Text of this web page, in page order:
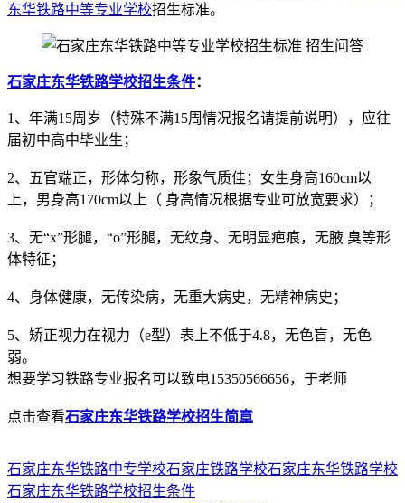
东华铁路中等专业学校招生标准。
石家庄东华铁路学校招生条件：
1、年满15周岁（特殊不满15周情况报名请提前说明），应往
届初中高中毕业生；
2、五官端正，形体匀称，形象气质佳；女生身高160cm以
上，男身高170cm以上（ 身高情况根据专业可放宽要求）；
3、无“x”形腿，“o”形腿，无纹身、无明显疤痕，无腋 臭等形
体特征；
4、身体健康，无传染病，无重大病史，无精神病史；
5、矫正视力在视力（e型）表上不低于4.8，无色盲，无色
弱。
想要学习铁路专业报名可以致电15350566656，于老师
点击查看石家庄东华铁路学校招生简章
石家庄东华铁路中专学校石家庄铁路学校石家庄东华铁路学校
石家庄东华铁路学校招生条件